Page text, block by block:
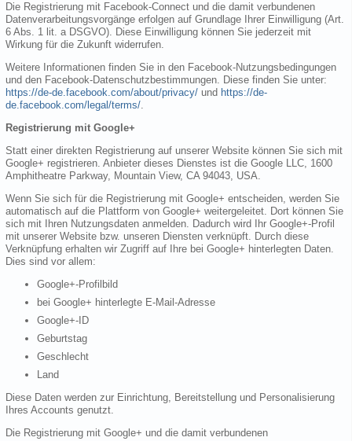
Die Registrierung mit Facebook-Connect und die damit verbundenen
Datenverarbeitungsvorgänge erfolgen auf Grundlage Ihrer Einwilligung (Art.
6 Abs. 1 lit. a DSGVO). Diese Einwilligung können Sie jederzeit mit
Wirkung für die Zukunft widerrufen.
Weitere Informationen finden Sie in den Facebook-Nutzungsbedingungen
und den Facebook-Datenschutzbestimmungen. Diese finden Sie unter:
https://de-de.facebook.com/about/privacy/ und https://de-
de.facebook.com/legal/terms/.
Registrierung mit Google+
Statt einer direkten Registrierung auf unserer Website können Sie sich mit
Google+ registrieren. Anbieter dieses Dienstes ist die Google LLC, 1600
Amphitheatre Parkway, Mountain View, CA 94043, USA.
Wenn Sie sich für die Registrierung mit Google+ entscheiden, werden Sie
automatisch auf die Plattform von Google+ weitergeleitet. Dort können Sie
sich mit Ihren Nutzungsdaten anmelden. Dadurch wird Ihr Google+-Profil
mit unserer Website bzw. unseren Diensten verknüpft. Durch diese
Verknüpfung erhalten wir Zugriff auf Ihre bei Google+ hinterlegten Daten.
Dies sind vor allem:
Google+-Profilbild
bei Google+ hinterlegte E-Mail-Adresse
Google+-ID
Geburtstag
Geschlecht
Land
Diese Daten werden zur Einrichtung, Bereitstellung und Personalisierung
Ihres Accounts genutzt.
Die Registrierung mit Google+ und die damit verbundenen